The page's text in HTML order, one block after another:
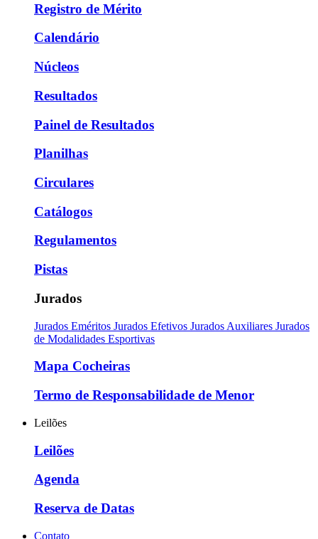
Registro de Mérito
Calendário
Núcleos
Resultados
Painel de Resultados
Planilhas
Circulares
Catálogos
Regulamentos
Pistas
Jurados
Jurados Eméritos Jurados Efetivos Jurados Auxiliares Jurados
de Modalidades Esportivas
Mapa Cocheiras
Termo de Responsabilidade de Menor
Leilões
Leilões
Agenda
Reserva de Datas
Contato